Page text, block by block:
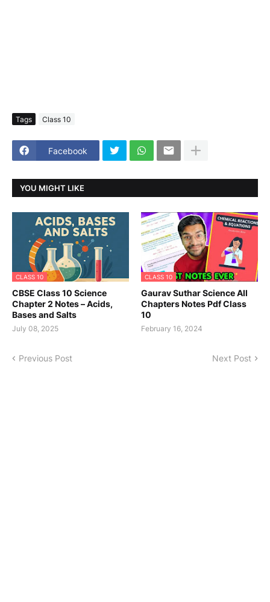
Tags Class 10
Facebook
YOU MIGHT LIKE
CLASS 10
CBSE Class 10 Science
Chapter 2 Notes – Acids,
Bases and Salts
July 08, 2025
CLASS 10
Gaurav Suthar Science All
Chapters Notes Pdf Class
10
February 16, 2024
Previous Post Next Post